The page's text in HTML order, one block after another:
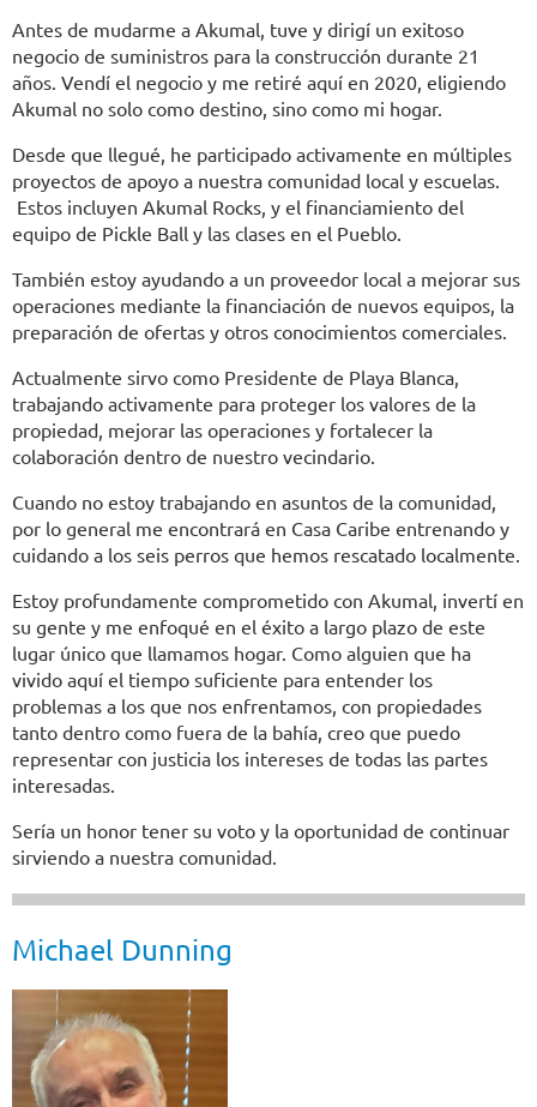
Antes de mudarme a Akumal, tuve y dirigí un exitoso
negocio de suministros para la construcción durante 21
años. Vendí el negocio y me retiré aquí en 2020, eligiendo
Akumal no solo como destino, sino como mi hogar.
Desde que llegué, he participado activamente en múltiples
proyectos de apoyo a nuestra comunidad local y escuelas.
Estos incluyen Akumal Rocks, y el financiamiento del
equipo de Pickle Ball y las clases en el Pueblo.
También estoy ayudando a un proveedor local a mejorar sus
operaciones mediante la financiación de nuevos equipos, la
preparación de ofertas y otros conocimientos comerciales.
Actualmente sirvo como Presidente de Playa Blanca,
trabajando activamente para proteger los valores de la
propiedad, mejorar las operaciones y fortalecer la
colaboración dentro de nuestro vecindario.
Cuando no estoy trabajando en asuntos de la comunidad,
por lo general me encontrará en Casa Caribe entrenando y
cuidando a los seis perros que hemos rescatado localmente.
Estoy profundamente comprometido con Akumal, invertí en
su gente y me enfoqué en el éxito a largo plazo de este
lugar único que llamamos hogar. Como alguien que ha
vivido aquí el tiempo suficiente para entender los
problemas a los que nos enfrentamos, con propiedades
tanto dentro como fuera de la bahía, creo que puedo
representar con justicia los intereses de todas las partes
interesadas.
Sería un honor tener su voto y la oportunidad de continuar
sirviendo a nuestra comunidad.
Michael Dunning